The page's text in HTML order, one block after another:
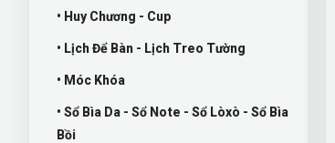
• Huy Chương - Cup
• Lịch Để Bàn - Lịch Treo Tường
• Móc Khóa
• Sổ Bìa Da - Sổ Note - Sổ Lòxò - Sổ Bìa
Bồi